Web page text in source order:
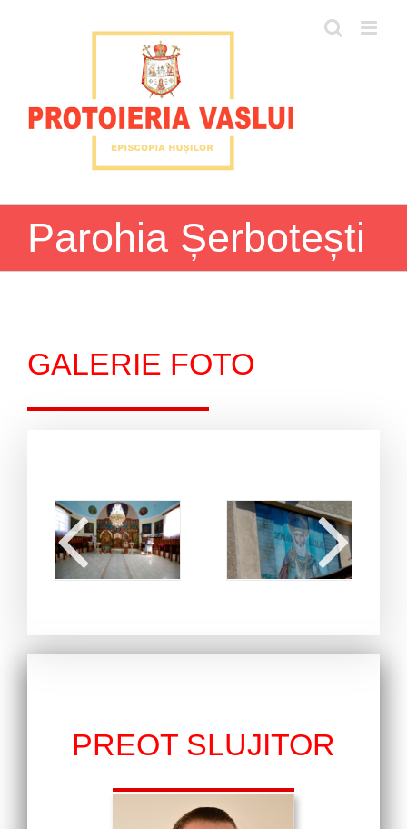
Parohia Șerbotești
GALERIE FOTO
PREOT SLUJITOR